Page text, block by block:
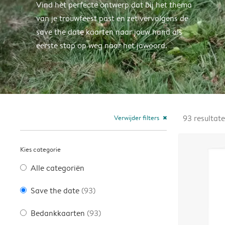
Vind het perfecte ontwerp dat bij het thema
van je trouwfeest past en zet vervolgens de
save the date kaarten naar jouw hand als
eerste stap op weg naar het jawoord.
Verwijder filters close
Kies categorie
Alle categoriën
Save the date (93)
Bedankkaarten (93)
93